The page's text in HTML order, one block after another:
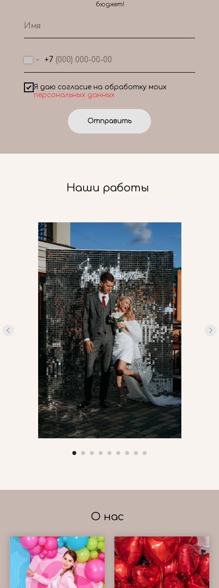
+7
Я даю согласие на обработку моих
персональных данных
Отправить
бюджет!
Наши работы
О нас